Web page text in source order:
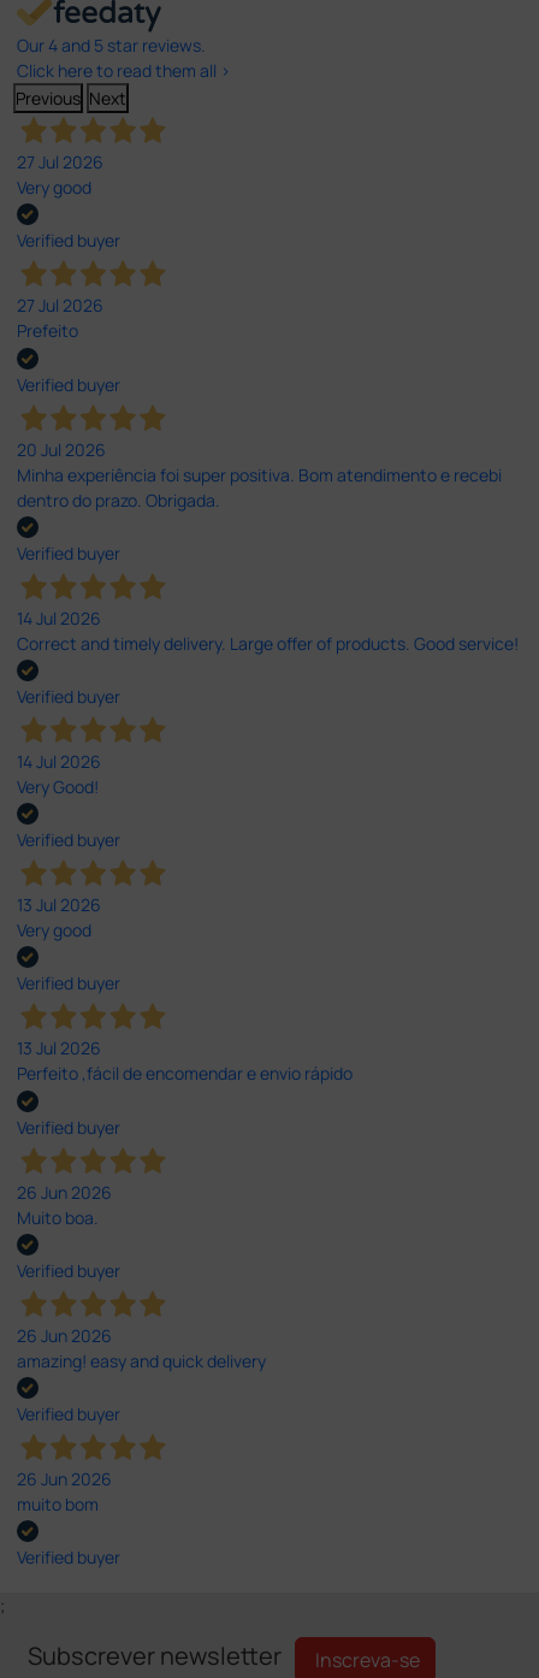
Our 4 and 5 star reviews.
Click here to read them all >
Previous Next
27 Jul 2026
Very good
Verified buyer
27 Jul 2026
Prefeito
Verified buyer
20 Jul 2026
Minha experiência foi super positiva. Bom atendimento e recebi
dentro do prazo. Obrigada.
Verified buyer
14 Jul 2026
Correct and timely delivery. Large offer of products. Good service!
Verified buyer
14 Jul 2026
Very Good!
Verified buyer
13 Jul 2026
Very good
Verified buyer
13 Jul 2026
Perfeito ,fácil de encomendar e envio rápido
Verified buyer
26 Jun 2026
Muito boa.
Verified buyer
26 Jun 2026
amazing! easy and quick delivery
Verified buyer
26 Jun 2026
muito bom
Verified buyer
;
Subscrever newsletter Inscreva-se